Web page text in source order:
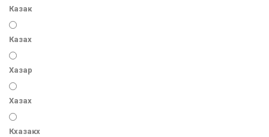
Казак
Казах
Хазар
Хазах
Кхазакх